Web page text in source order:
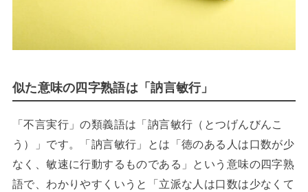
似た意味の四字熟語は「訥言敏行」
「不言実行」の類義語は「訥言敏行（とつげんびんこ
う）」です。「訥言敏行」とは「徳のある人は口数が少
なく、敏速に行動するものである」という意味の四字熟
語で、わかりやすくいうと「立派な人は口数は少なくて